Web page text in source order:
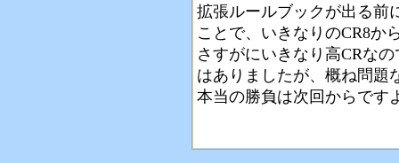
拡張ルールブックが出る前
ことで、いきなりのCR8か
さすがにいきなり高CRな
はありましたが、概ね問題
本当の勝負は次回からです